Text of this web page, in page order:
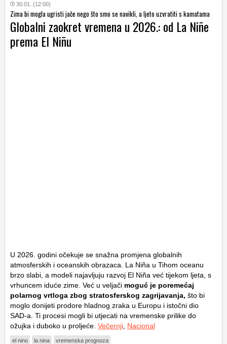
30.01. (12:00)
Zima bi mogla ugristi jače nego što smo se navikli, a ljeto uzvratiti s kamatama
Globalni zaokret vremena u 2026.: od La Niñe
prema El Niñu
U 2026. godini očekuje se snažna promjena globalnih
atmosferskih i oceanskih obrazaca. La Niña u Tihom oceanu
brzo slabi, a modeli najavljuju razvoj El Niña već tijekom ljeta, s
vrhuncem iduće zime. Već u veljači moguć je poremećaj
polarnog vrtloga zbog stratosferskog zagrijavanja, što bi
moglo donijeti prodore hladnog zraka u Europu i istočni dio
SAD-a. Ti procesi mogli bi utjecati na vremenske prilike do
ožujka i duboko u proljeće. Večernji Nacional
el nino la nina vremenska prognoza